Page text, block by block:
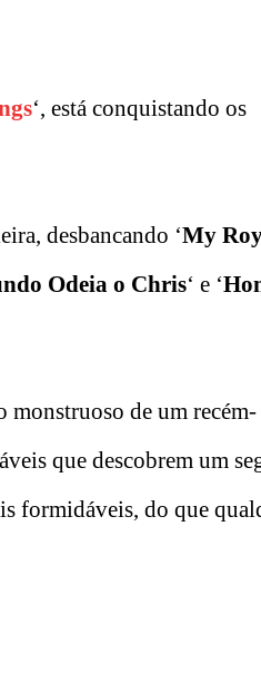
‘, está conquistando os
desbancando ‘My
Odeia o Chris‘ e ‘
monstruoso de um recém-
​​que descobrem um
formidáveis, do que